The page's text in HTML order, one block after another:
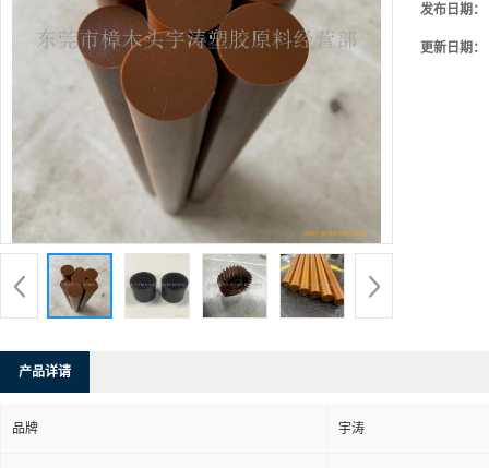
发布日期：
更新日期：
产品详请
品牌 宇涛